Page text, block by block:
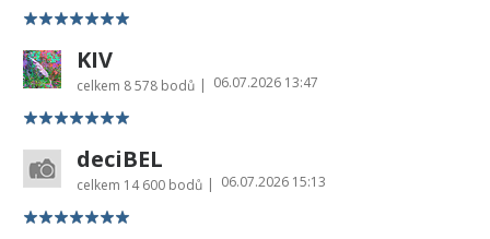
KIV
celkem 8 578 bodů | 06.07.2026 13:47
deciBEL
celkem 14 600 bodů | 06.07.2026 15:13